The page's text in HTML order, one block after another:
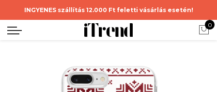
INGYENES szállítás 12.000 Ft feletti vásárlás esetén!
0